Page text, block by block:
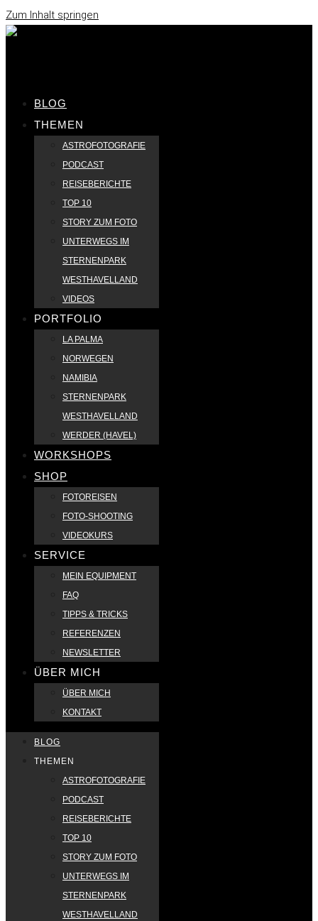
Zum Inhalt springen
BLOG
THEMEN
ASTROFOTOGRAFIE
PODCAST
REISEBERICHTE
TOP 10
STORY ZUM FOTO
UNTERWEGS IM
STERNENPARK
WESTHAVELLAND
VIDEOS
PORTFOLIO
LA PALMA
NORWEGEN
NAMIBIA
STERNENPARK
WESTHAVELLAND
WERDER (HAVEL)
WORKSHOPS
SHOP
FOTOREISEN
FOTO-SHOOTING
VIDEOKURS
SERVICE
MEIN EQUIPMENT
FAQ
TIPPS & TRICKS
REFERENZEN
NEWSLETTER
ÜBER MICH
ÜBER MICH
KONTAKT
BLOG
THEMEN
ASTROFOTOGRAFIE
PODCAST
REISEBERICHTE
TOP 10
STORY ZUM FOTO
UNTERWEGS IM
STERNENPARK
WESTHAVELLAND